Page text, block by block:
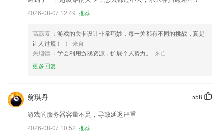
2026-08-07 12:49 推荐
高蕊素 ：游戏的关卡设计非常巧妙，每一关都有不同的挑战，真是
让人过瘾！ ！
来自
关烟德 ：学会利用游戏资源，扩展个人势力。
来自
更多回复
558
翁琪丹
游戏的服务器容量不足，导致延迟严重
2026-08-07 10:52 推荐